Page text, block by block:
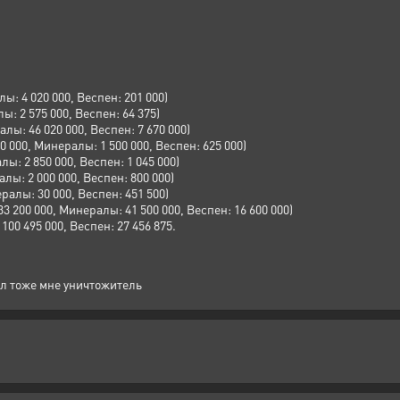
4 020 000, Веспен: 201 000)
2 575 000, Веспен: 64 375)
46 020 000, Веспен: 7 670 000)
Минералы: 1 500 000, Веспен: 625 000)
2 850 000, Веспен: 1 045 000)
2 000 000, Веспен: 800 000)
30 000, Веспен: 451 500)
200 000, Минералы: 41 500 000, Веспен: 16 600 000)
495 000, Веспен: 27 456 875.
тоже мне уничтожитель